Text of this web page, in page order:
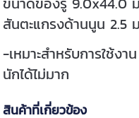
สันตะแกรงด้านนูน 2.5
-เหมาะสำหรับการใช้ง
นักได้ไม่มาก
สินค้าที่เกี่ยวข้อง